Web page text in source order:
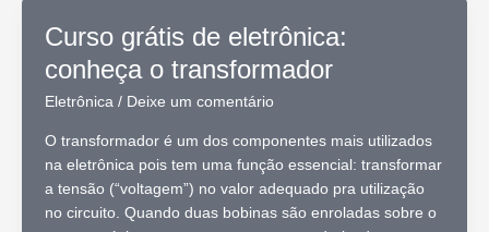
soquete
Curso grátis de eletrônica:
conheça o transformador
Eletrônica / Deixe um comentário
O transformador é um dos componentes mais utilizados
na eletrônica pois tem uma função essencial: transformar
a tensão (“voltagem”) no valor adequado pra utilização
no circuito. Quando duas bobinas são enroladas sobre o